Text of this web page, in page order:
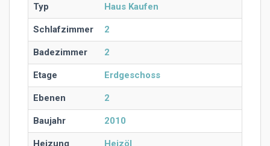
Typ Haus Kaufen
Schlafzimmer 2
Badezimmer 2
Etage Erdgeschoss
Ebenen 2
Baujahr 2010
Heizung Heizöl